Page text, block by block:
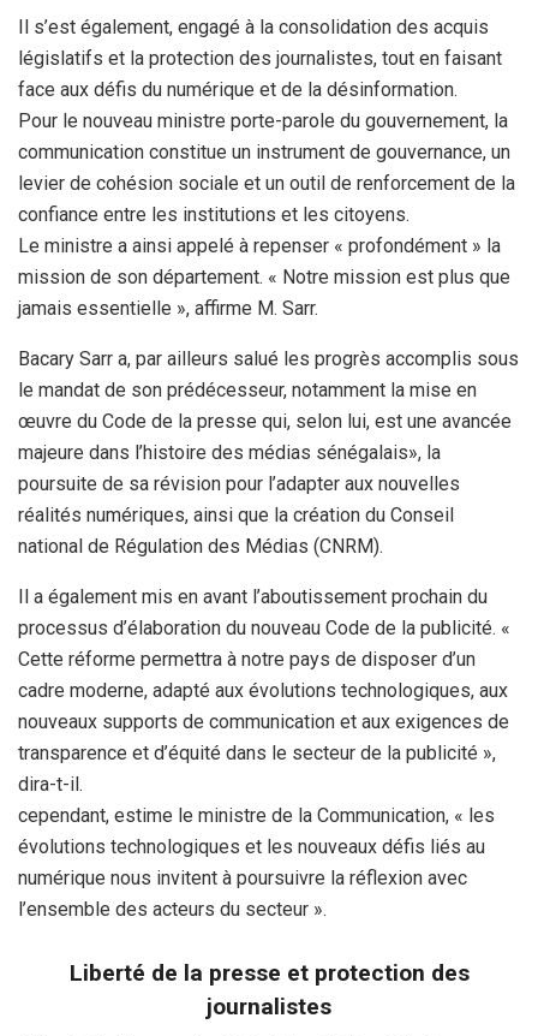
Il s’est également, engagé à la consolidation des acquis
législatifs et la protection des journalistes, tout en faisant
face aux défis du numérique et de la désinformation.
Pour le nouveau ministre porte-parole du gouvernement, la
communication constitue un instrument de gouvernance, un
levier de cohésion sociale et un outil de renforcement de la
confiance entre les institutions et les citoyens.
Le ministre a ainsi appelé à repenser « profondément » la
mission de son département. « Notre mission est plus que
jamais essentielle », affirme M. Sarr.
Bacary Sarr a, par ailleurs salué les progrès accomplis sous
le mandat de son prédécesseur, notamment la mise en
œuvre du Code de la presse qui, selon lui, est une avancée
majeure dans l’histoire des médias sénégalais», la
poursuite de sa révision pour l’adapter aux nouvelles
réalités numériques, ainsi que la création du Conseil
national de Régulation des Médias (CNRM).
Il a également mis en avant l’aboutissement prochain du
processus d’élaboration du nouveau Code de la publicité. «
Cette réforme permettra à notre pays de disposer d’un
cadre moderne, adapté aux évolutions technologiques, aux
nouveaux supports de communication et aux exigences de
transparence et d’équité dans le secteur de la publicité »,
dira-t-il.
cependant, estime le ministre de la Communication, « les
évolutions technologiques et les nouveaux défis liés au
numérique nous invitent à poursuivre la réflexion avec
l’ensemble des acteurs du secteur ».
Liberté de la presse et protection des
journalistes